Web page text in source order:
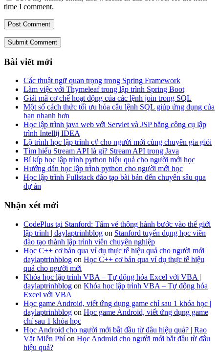
time I comment.
Submit Comment
Bài viết mới
Các thuật ngữ quan trọng trong Spring Framework
Làm việc với Thymeleaf trong lập trình Spring Boot
Giải mã cơ chế hoạt động của các lệnh join trong SQL
Một số cách thức tối ưu hóa câu lệnh SQL giúp ứng dụng của
bạn nhanh hơn
Học lập trình java web với Servlet và JSP bằng công cụ lập
trình Intellij IDEA
Lộ trình học lập trình c# cho người mới cùng chuyên gia giỏi
Tìm hiểu Stream API là gì? Stream API trong Java
Bí kíp học lập trình python hiệu quả cho người mới học
Hướng dẫn học lập trình python cho người mới học
Học lập trình Fullstack đào tạo bài bản đến chuyên sâu qua
dự án
Nhận xét mới
CodePlus tại Stanford: Tấm vé thông hành bước vào thế giới
lập trình | daylaptrinhblog on Stanford tuyển dụng học viên
đào tạo thành lập trình viên chuyên nghiệp
Học C++ cơ bản qua ví dụ thực tế hiệu quả cho người mới |
daylaptrinhblog on Học C++ cơ bản qua ví dụ thực tế hiệu
quả cho người mới
Khóa học lập trình VBA – Tự động hóa Excel với VBA |
daylaptrinhblog on Khóa học lập trình VBA – Tự động hóa
Excel với VBA
Học game Android, viết ứng dụng game chỉ sau 1 khóa học |
daylaptrinhblog on Học game Android, viết ứng dụng game
chỉ sau 1 khóa học
Học Android cho người mới bắt đầu từ đâu hiệu quả? | Rao
Vặt Miễn Phíon Học Android cho người mới bắt đầu từ đâu
hiệu quả?